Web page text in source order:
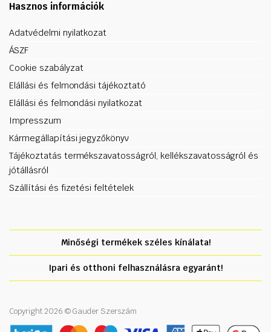
Hasznos információk
Adatvédelmi nyilatkozat
ÁSZF
Cookie szabályzat
Elállási és felmondási tájékoztató
Elállási és felmondási nyilatkozat
Impresszum
Kármegállapítási jegyzőkönyv
Tájékoztatás termékszavatosságról, kellékszavatosságról és
jótállásról
Szállítási és fizetési feltételek
Minőségi termékek széles kínálata!
Ipari és otthoni felhasználásra egyaránt!
Copyright 2026 © Gauder Szerszám